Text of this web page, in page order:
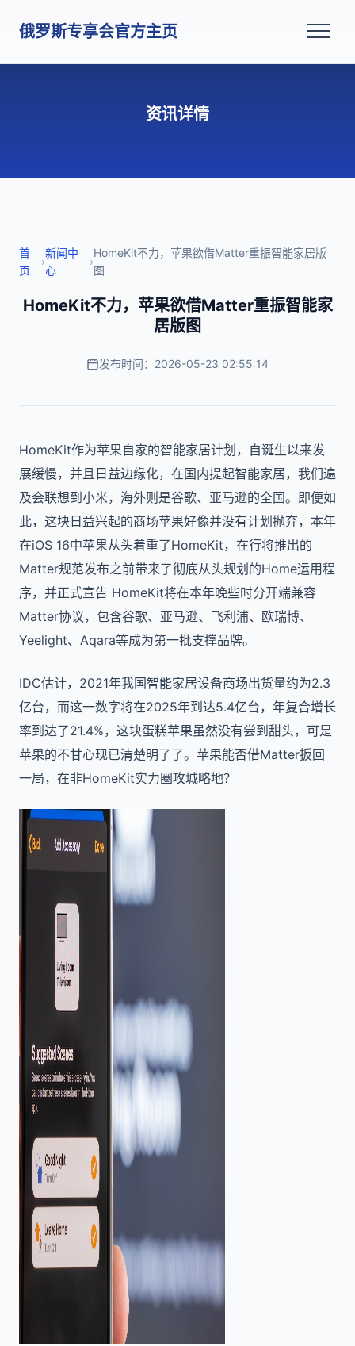
俄罗斯专享会官方主页
资讯详情
首
页
›
新闻中
心
›
HomeKit不力，苹果欲借Matter重振智能家居版
图
HomeKit不力，苹果欲借Matter重振智能家
居版图
发布时间：2026-05-23 02:55:14
HomeKit作为苹果自家的智能家居计划，自诞生以来发
展缓慢，并且日益边缘化，在国内提起智能家居，我们遍
及会联想到小米，海外则是谷歌、亚马逊的全国。即便如
此，这块日益兴起的商场苹果好像并没有计划抛弃，本年
在iOS 16中苹果从头着重了HomeKit，在行将推出的
Matter规范发布之前带来了彻底从头规划的Home运用程
序，并正式宣告 HomeKit将在本年晚些时分开端兼容
Matter协议，包含谷歌、亚马逊、飞利浦、欧瑞博、
Yeelight、Aqara等成为第一批支撑品牌。
IDC估计，2021年我国智能家居设备商场出货量约为2.3
亿台，而这一数字将在2025年到达5.4亿台，年复合增长
率到达了21.4%，这块蛋糕苹果虽然没有尝到甜头，可是
苹果的不甘心现已清楚明了了。苹果能否借Matter扳回
一局，在非HomeKit实力圈攻城略地？